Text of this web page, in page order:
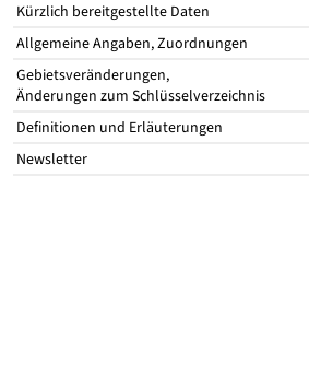
Kürzlich bereitgestellte Daten
Allgemeine Angaben, Zuordnungen
Gebietsveränderungen,
Änderungen zum Schlüsselverzeichnis
Definitionen und Erläuterungen
Newsletter